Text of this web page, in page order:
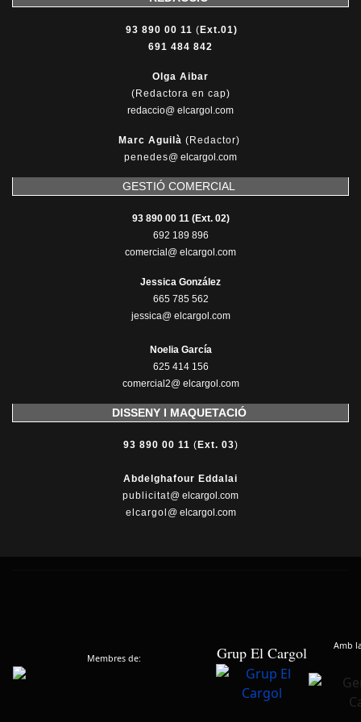
93 890 00 11 ( Ext.01)
691 484 842
Olga Aibar
(Redactora en cap)
redaccio@ elcargol.com
Marc Aguilà (Redactor)
penedes@ elcargol.com
GESTIÓ COMERCIAL
93 890 00 11 (Ext. 02)
692 189 896
comercial@ elcargol.com
Jessica González
665 785 562
jessica@ elcargol.com
Noelia García
625 414 156
comercial2@ elcargol.com
DISSENY I MAQUETACIÓ
93 890 00 11 ( Ext. 03)
Abdelghafour Eddalai
publicitat@ elcargol.com
elcargol @ elcargol.com
Membres de: Grup El Cargol Amb